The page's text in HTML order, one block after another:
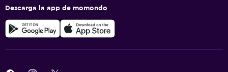
Descarga la app de momondo